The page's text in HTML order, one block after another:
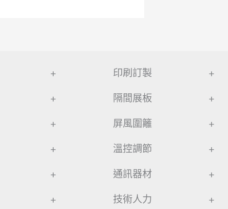
+
+
+
+
+
+
印刷訂製 +
隔間展板 +
屏風圍籬 +
溫控調節 +
通訊器材 +
技術人力 +